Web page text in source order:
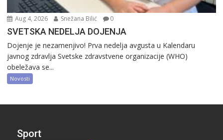
Aug 4, 2026 Snežana Bilić 0
SVETSKA NEDELJA DOJENJA
Dojenje je nezamenjivo! Prva nedelja avgusta u Kalendaru
javnog zdravlja Svetske zdravstvene organizacije (WHO)
obeležava se...
Novosti
Sport